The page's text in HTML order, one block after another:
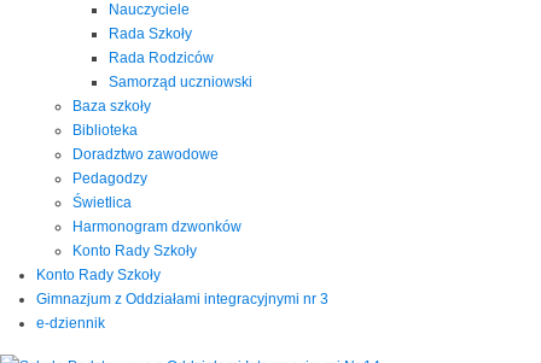
Nauczyciele
Rada Szkoły
Rada Rodziców
Samorząd uczniowski
Baza szkoły
Biblioteka
Doradztwo zawodowe
Pedagodzy
Świetlica
Harmonogram dzwonków
Konto Rady Szkoły
Konto Rady Szkoły
Gimnazjum z Oddziałami integracyjnymi nr 3
e-dziennik